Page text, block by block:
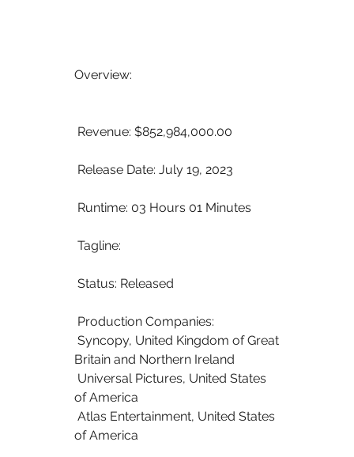
Overview:
Revenue: $852,984,000.00
Release Date: July 19, 2023
Runtime: 03 Hours 01 Minutes
Tagline:
Status: Released
Production Companies:
Britain and Northern Ireland
of America
of America